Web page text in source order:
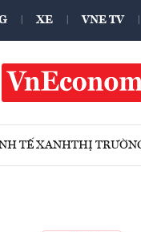
XE VNE TV
TẾ XANHTHỊ